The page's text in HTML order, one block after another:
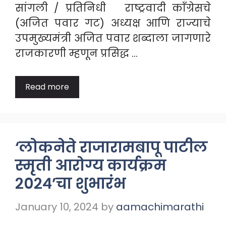
सांगली / प्रतिनिधी राष्ट्रवादी काँग्रेसचे
(अजित पवार गट) अध्यक्ष आणि राज्याचे
उपमुख्यमंत्री अजित पवार शब्दाला जागणारे
राजकारणी म्हणून प्रसिद्ध …
Read more
‘लोकनेते राजारामबापू पाटील
स्मृती आरोग्य कार्यक्रम
२०२४’चा शुभारंभ
January 10, 2024 by aamachimarathi